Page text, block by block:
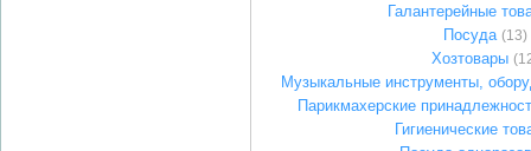
Галантерейные
Посуда (13)
Хозтовары
Музыкальные инструменты,
Парикмахерские
Гигиенические